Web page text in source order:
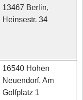
13467 Berlin,
Heinsestr. 34
16540 Hohen
Neuendorf, Am
Golfplatz 1